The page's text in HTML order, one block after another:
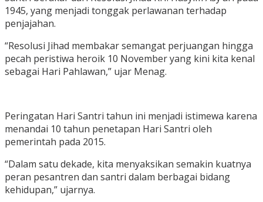
1945, yang menjadi tonggak perlawanan terhadap
penjajahan.
“Resolusi Jihad membakar semangat perjuangan hingga
pecah peristiwa heroik 10 November yang kini kita kenal
sebagai Hari Pahlawan,” ujar Menag.
Peringatan Hari Santri tahun ini menjadi istimewa karena
menandai 10 tahun penetapan Hari Santri oleh
pemerintah pada 2015.
“Dalam satu dekade, kita menyaksikan semakin kuatnya
peran pesantren dan santri dalam berbagai bidang
kehidupan,” ujarnya.